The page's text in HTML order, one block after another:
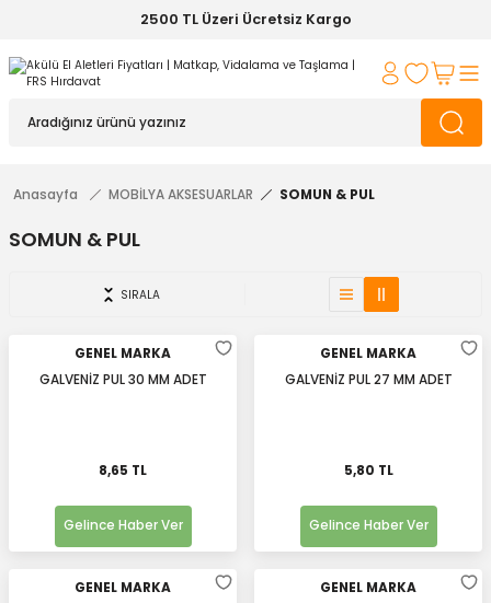
2500 TL Üzeri Ücretsiz Kargo
Anasayfa MOBİLYA AKSESUARLAR SOMUN & PUL
SOMUN & PUL
SIRALA
GENEL MARKA
GALVENİZ PUL 30 MM ADET
8,65 TL
Gelince Haber Ver
GENEL MARKA
GALVENİZ PUL 27 MM ADET
5,80 TL
Gelince Haber Ver
GENEL MARKA
GENEL MARKA